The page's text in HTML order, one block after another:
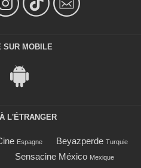
SUR MOBILE
L'ÉTRANGER
Espagne Beyazperde Turquie
Sensacine México Mexique